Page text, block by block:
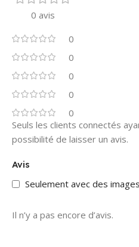
0 avis
0
0
0
0
0
Avis
Seulement avec des images
Il n’y a pas encore d’avis.
Seuls les clients connectés
possibilité de laisser un avis.